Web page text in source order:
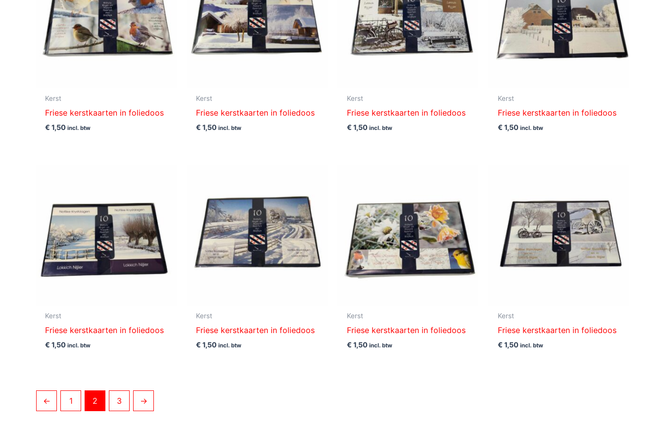
Kerst
Friese kerstkaarten in foliedoos
€ 1,50 incl. btw
Kerst
Friese kerstkaarten in foliedoos
€ 1,50 incl. btw
Kerst
Friese kerstkaarten in foliedoos
€ 1,50 incl. btw
Kerst
Friese kerstkaarten in foliedoos
€ 1,50 incl. btw
Kerst
Friese kerstkaarten in foliedoos
€ 1,50 incl. btw
Kerst
Friese kerstkaarten in foliedoos
€ 1,50 incl. btw
Kerst
Friese kerstkaarten in foliedoos
€ 1,50 incl. btw
Kerst
Friese kerstkaarten in foliedoos
€ 1,50 incl. btw
← 1 2 3 →